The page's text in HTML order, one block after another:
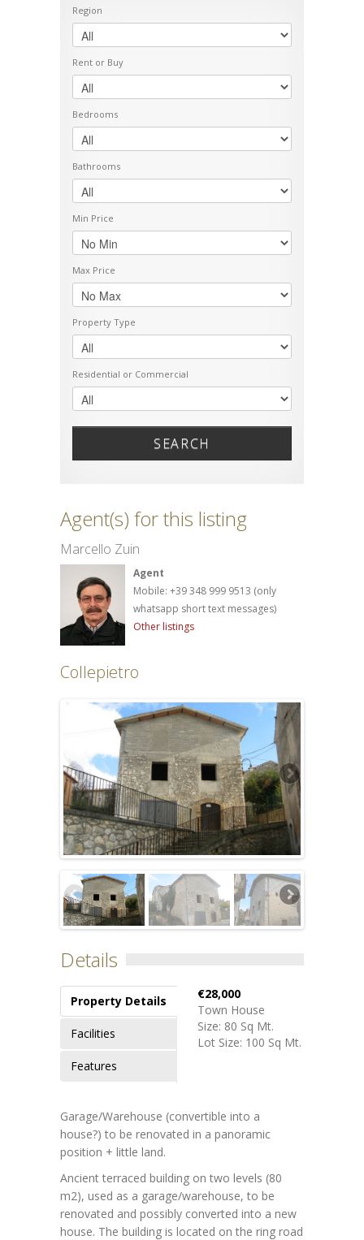
Region
Rent or Buy
Bedrooms
Bathrooms
Min Price
Max Price
Property Type
Residential or Commercial
SEARCH
Agent(s) for this listing
Marcello Zuin
Agent
Mobile: +39 348 999 9513 (only
whatsapp short text messages)
Other listings
Collepietro
Details
Property Details
Facilities
Features
€28,000
Town House
Size: 80 Sq Mt.
Lot Size: 100 Sq Mt.
Garage/Warehouse (convertible into a
house?) to be renovated in a panoramic
position + little land.
Ancient terraced building on two levels (80
m2), used as a garage/warehouse, to be
renovated and possibly converted into a new
house. The building is located on the ring road